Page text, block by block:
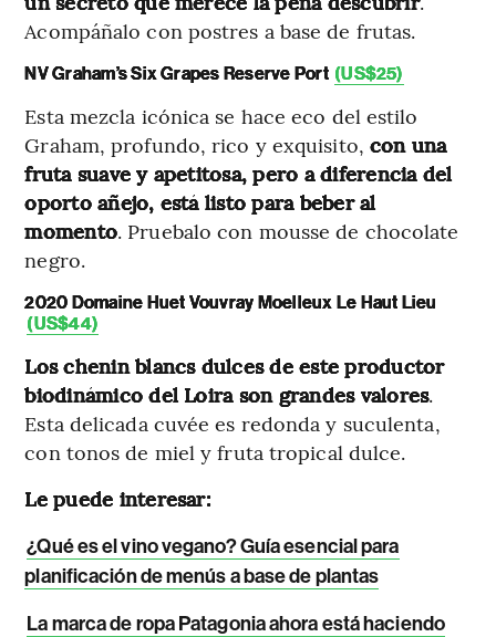
Acompáñalo con postres a base de frutas.
NV Graham’s Six Grapes Reserve Port (US$25)
Esta mezcla icónica se hace eco del estilo
Graham, profundo, rico y exquisito, con una
fruta suave y apetitosa, pero a diferencia del
oporto añejo, está listo para beber al
momento. Pruebalo con mousse de chocolate
negro.
2020 Domaine Huet Vouvray Moelleux Le Haut Lieu
(US$44)
Los chenin blancs dulces de este productor
biodinámico del Loira son grandes valores.
Esta delicada cuvée es redonda y suculenta,
con tonos de miel y fruta tropical dulce.
Le puede interesar:
¿Qué es el vino vegano? Guía esencial para
planificación de menús a base de plantas
La marca de ropa Patagonia ahora está haciendo